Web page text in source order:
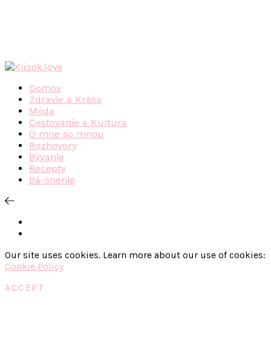
Domov
Zdravie a Krása
Móda
Cestovanie a Kultúra
O mne so mnou
Rozhovory
Bývanie
Recepty
Bá-snenie
Our site uses cookies. Learn more about our use of cookies:
Cookie Policy
ACCEPT